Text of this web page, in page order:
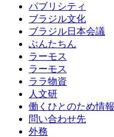
パブリシティ
ブラジル文化
ブラジル日本会議
ぶんたちん
ラーモス
ラーモス
ララ物資
人文研
働くひとのため情報
問い合わせ先
外務